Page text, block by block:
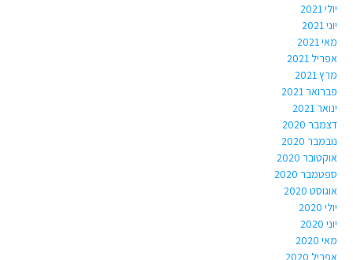
יולי 2021
יוני 2021
מאי 2021
אפריל 2021
מרץ 2021
פברואר 2021
ינואר 2021
דצמבר 2020
נובמבר 2020
אוקטובר 2020
ספטמבר 2020
אוגוסט 2020
יולי 2020
יוני 2020
מאי 2020
אפריל 2020